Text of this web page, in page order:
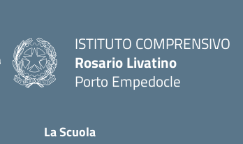
ISTITUTO COMPRENSIVO
Rosario Livatino
Porto Empedocle
La Scuola